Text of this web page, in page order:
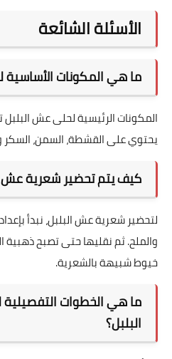
الأسئلة الشائعة
ما هي المكونات
المكونات الرئيسية لحلى عش
يحتوي على القشطة، السمن، السكر
كيف يتم تحضير شعرية عش
لتحضير شعرية عش البلبل، نبدأ
والملح. ثم نقليها حتى تصبح ذهبية
خيوط شبيهة بالشعرية.
ما هي الخطوات
البلبل؟